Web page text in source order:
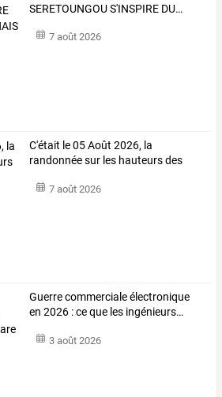
SERETOUNGOUS'INSPIRE DU…
7 août 2026
C'était le 05 Août 2026, la
randonnée sur les hauteurs des
7 août 2026
Guerrecommercialeélectronique
en 2026 :ceque les ingénieurs…
3 août 2026